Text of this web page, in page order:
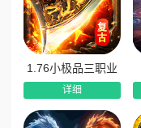
1.76小极品三职业
详细